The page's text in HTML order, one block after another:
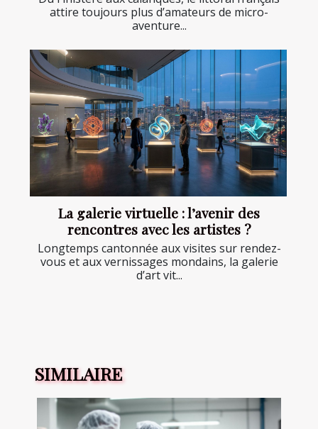
attire toujours plus d’amateurs de micro-
aventure...
La galerie virtuelle : l’avenir des
rencontres avec les artistes ?
Longtemps cantonnée aux visites sur rendez-
vous et aux vernissages mondains, la galerie
d’art vit...
SIMILAIRE